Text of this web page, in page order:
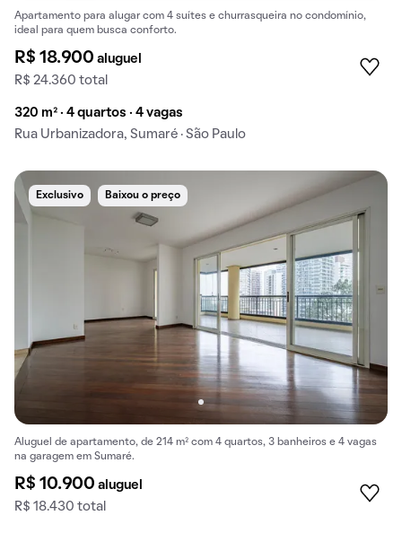
Apartamento para alugar com 4 suítes e churrasqueira no condomínio,
ideal para quem busca conforto.
R$ 18.900aluguel
R$ 24.360 total
320 m² · 4 quartos · 4 vagas
Rua Urbanizadora, Sumaré · São Paulo
Exclusivo Baixou o preço
Aluguel de apartamento, de 214 m² com 4 quartos, 3 banheiros e 4 vagas
na garagem em Sumaré.
R$ 10.900aluguel
R$ 18.430 total